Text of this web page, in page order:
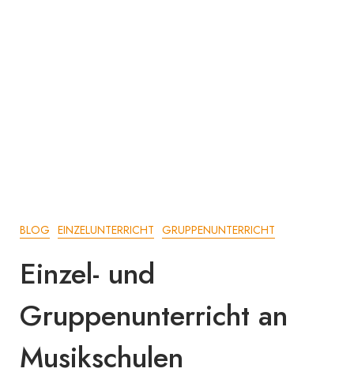
BLOG EINZELUNTERRICHT GRUPPENUNTERRICHT
Einzel- und
Gruppenunterricht an
Musikschulen